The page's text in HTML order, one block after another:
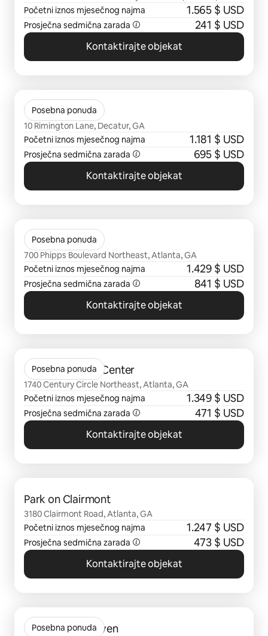
Početni iznos mjesečnog najma
1.565 $ USD
Prosječna sedmična zarada 241 $ USD
Kontaktirajte objekat
Posebna ponuda
The Clarion
10 Rimington Lane, Decatur, GA
Početni iznos mjesečnog najma
1.181 $ USD
Prosječna sedmična zarada 695 $ USD
Kontaktirajte objekat
Posebna ponuda
Camden Phipps
700 Phipps Boulevard Northeast, Atlanta, GA
Početni iznos mjesečnog najma
1.429 $ USD
Prosječna sedmična zarada 841 $ USD
Kontaktirajte objekat
Posebna ponuda
Gables Century Center
1740 Century Circle Northeast, Atlanta, GA
Početni iznos mjesečnog najma
1.349 $ USD
Prosječna sedmična zarada 471 $ USD
Kontaktirajte objekat
Park on Clairmont
3180 Clairmont Road, Atlanta, GA
Početni iznos mjesečnog najma
1.247 $ USD
Prosječna sedmična zarada 473 $ USD
Kontaktirajte objekat
Posebna ponuda
Gables Brookhaven